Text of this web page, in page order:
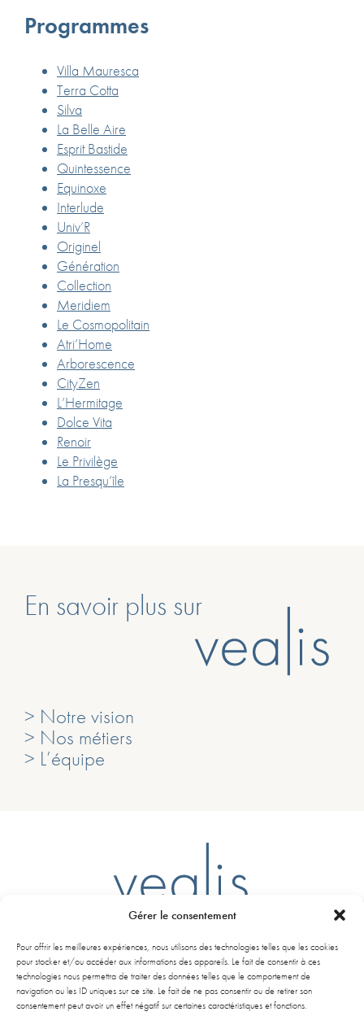
Gérer le consentement
Pour offrir les meilleures expériences, nous utilisons des technologies telles que les cookies
pour stocker et/ou accéder aux informations des appareils. Le fait de consentir à ces
technologies nous permettra de traiter des données telles que le comportement de
navigation ou les ID uniques sur ce site. Le fait de ne pas consentir ou de retirer son
consentement peut avoir un effet négatif sur certaines caractéristiques et fonctions.
Programmes
Villa Mauresca
Terra Cotta
Silva
La Belle Aire
Esprit Bastide
Quintessence
Equinoxe
Interlude
Univ’R
Originel
Génération
Collection
Meridiem
Le Cosmopolitain
Atri’Home
Arborescence
CityZen
L’Hermitage
Dolce Vita
Renoir
Le Privilège
La Presqu’île
En savoir plus sur
> Notre vision
> Nos métiers
> L’équipe
261 Avenue de la libération Charles de Gaulle
33110 Le Bouscat